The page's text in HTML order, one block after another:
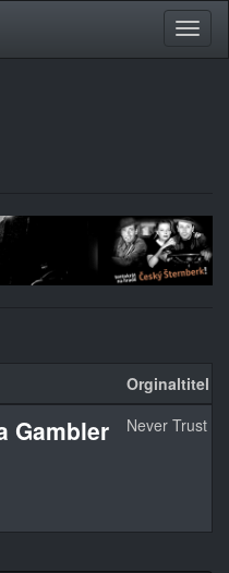
Orginaltitel
Gambler Never Trust a